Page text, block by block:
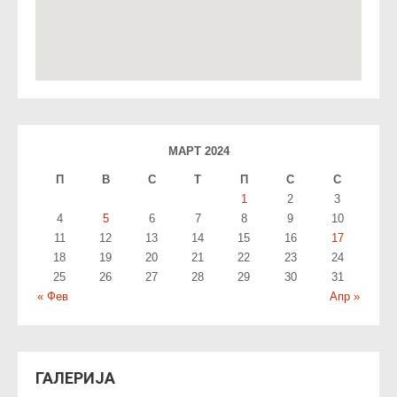
МАРТ 2024
П В С T П С С
« Фев Апр »
1 2
3
4
5 6 7 8 9
10
11
12 13 14 15 16
17
18
19 20 21 22 23
24
25
26 27 28 29 30 31
ГАЛЕРИЈА